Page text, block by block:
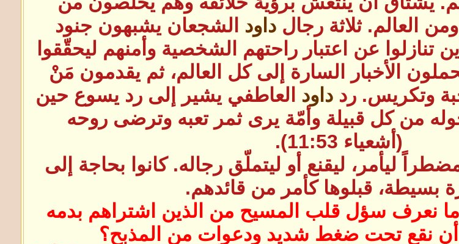
العالم. ثلاثة رجالداود
الشجعان يشبهون جنود
تنازلوا عن اعتبار راحتهم الشخصية وأمنهم ليحقّقوا
الأخبار السارة إلى كل العالم، ثم يقدمون مَنْ
وتكريس. ردداود
العاطفي يشير إلى رد يسوع حين
من كل قبيلة وأمّة يرى ثمر تعبه وترضى روحه
(أشعياء 11:53).
ليأمر، ليقنع أو ليتملّق رجاله. كانوا بحاجة إلى
بسيطة، قبلوها كأمر من قائدهم.
نعرف سؤل قلب المسيح من الذين اشتراهم بدمه
أن نقع تحت ضغط شديد ودعوات من المذبح؟